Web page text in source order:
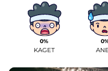
0%
KAGET